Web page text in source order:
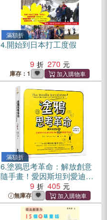
滿額折
4.開始到日本打工度假
9
270
庫存：1
滿額折
6.塗鴉思考革命：解放創意
隨手畫！愛因斯坦到愛迪生
都愛用的DIY視覺思考利器
9 405
無庫存